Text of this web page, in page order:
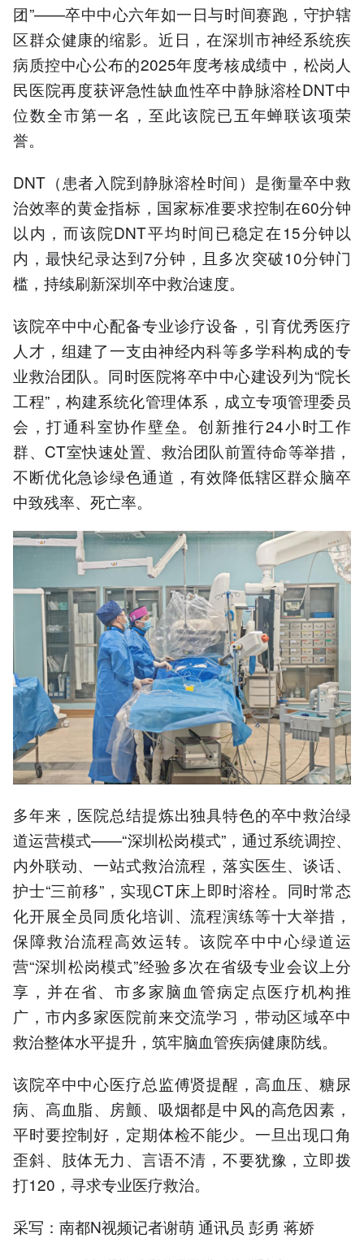
团”——卒中中心六年如一日与时间赛跑，守护辖
区群众健康的缩影。近日，在深圳市神经系统疾
病质控中心公布的2025年度考核成绩中，松岗人
民医院再度获评急性缺血性卒中静脉溶栓DNT中
位数全市第一名，至此该院已五年蝉联该项荣
誉。
DNT（患者入院到静脉溶栓时间）是衡量卒中救
治效率的黄金指标，国家标准要求控制在60分钟
以内，而该院DNT平均时间已稳定在15分钟以
内，最快纪录达到7分钟，且多次突破10分钟门
槛，持续刷新深圳卒中救治速度。
该院卒中中心配备专业诊疗设备，引育优秀医疗
人才，组建了一支由神经内科等多学科构成的专
业救治团队。同时医院将卒中中心建设列为“院长
工程”，构建系统化管理体系，成立专项管理委员
会，打通科室协作壁垒。创新推行24小时工作
群、CT室快速处置、救治团队前置待命等举措，
不断优化急诊绿色通道，有效降低辖区群众脑卒
中致残率、死亡率。
多年来，医院总结提炼出独具特色的卒中救治绿
道运营模式——“深圳松岗模式”，通过系统调控、
内外联动、一站式救治流程，落实医生、谈话、
护士“三前移”，实现CT床上即时溶栓。同时常态
化开展全员同质化培训、流程演练等十大举措，
保障救治流程高效运转。该院卒中中心绿道运
营“深圳松岗模式”经验多次在省级专业会议上分
享，并在省、市多家脑血管病定点医疗机构推
广，市内多家医院前来交流学习，带动区域卒中
救治整体水平提升，筑牢脑血管疾病健康防线。
该院卒中中心医疗总监傅贤提醒，高血压、糖尿
病、高血脂、房颤、吸烟都是中风的高危因素，
平时要控制好，定期体检不能少。一旦出现口角
歪斜、肢体无力、言语不清，不要犹豫，立即拨
打120，寻求专业医疗救治。
采写：南都N视频记者谢萌 通讯员 彭勇 蒋娇